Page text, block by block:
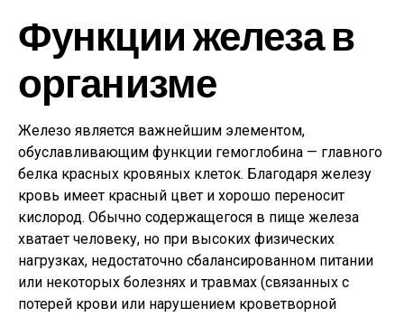
Функции железа в
организме
Железо является важнейшим элементом,
обуславливающим функции гемоглобина — главного
белка красных кровяных клеток. Благодаря железу
кровь имеет красный цвет и хорошо переносит
кислород. Обычно содержащегося в пище железа
хватает человеку, но при высоких физических
нагрузках, недостаточно сбалансированном питании
или некоторых болезнях и травмах (связанных с
потерей крови или нарушением кроветворной